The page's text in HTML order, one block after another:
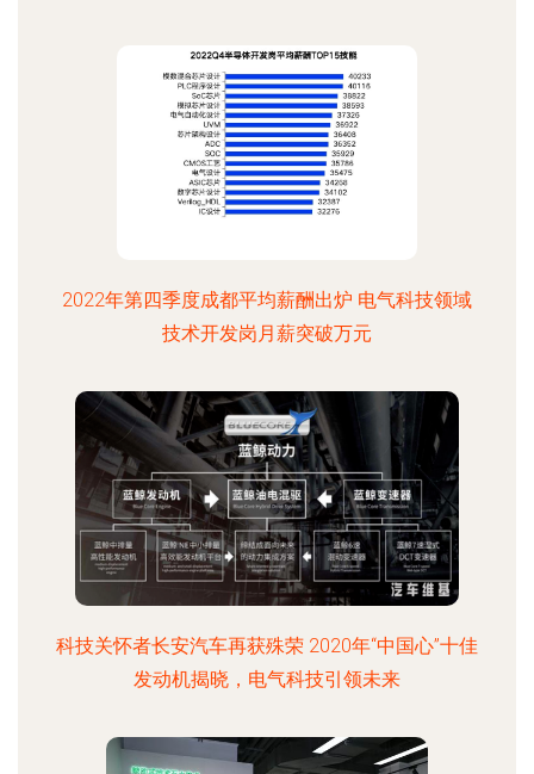
2022年第四季度成都平均薪酬出炉 电气科技领域
技术开发岗月薪突破万元
科技关怀者长安汽车再获殊荣 2020年“中国心”十佳
发动机揭晓，电气科技引领未来